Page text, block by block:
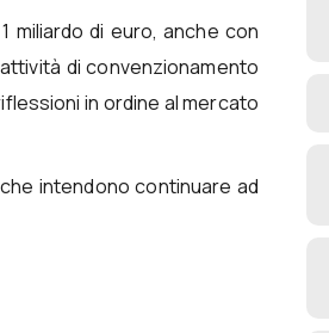
miliardo di euro, anche con
di convenzionamento
in ordine al mercato
intendono continuare ad